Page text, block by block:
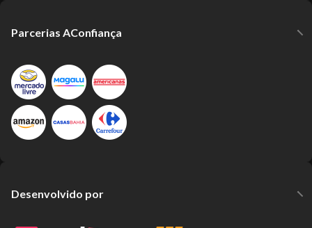
Parcerias AConfiança
Desenvolvido por